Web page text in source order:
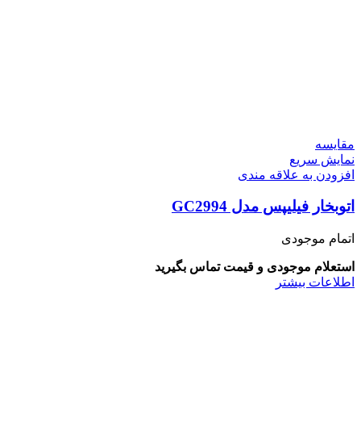
مقايسه
نمایش سریع
افزودن به علاقه مندی
اتوبخار فیلیپس مدل GC2994
اتمام موجودی
استعلام موجودی و قیمت تماس بگیرید
اطلاعات بیشتر